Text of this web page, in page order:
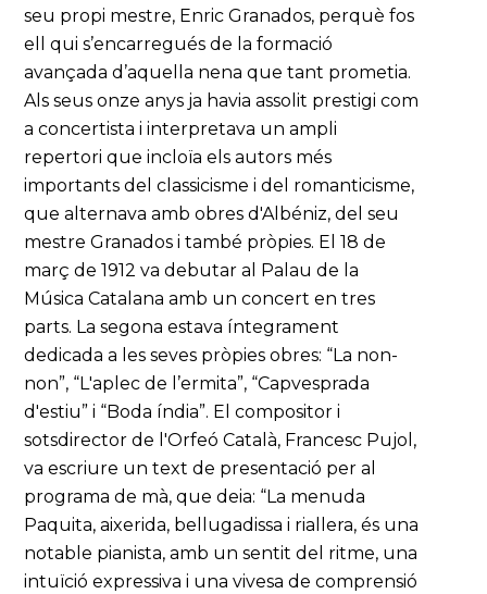
seu propi mestre, Enric Granados, perquè fos
ell qui s’encarregués de la formació
avançada d’aquella nena que tant prometia.
Als seus onze anys ja havia assolit prestigi com
a concertista i interpretava un ampli
repertori que incloïa els autors més
importants del classicisme i del romanticisme,
que alternava amb obres d'Albéniz, del seu
mestre Granados i també pròpies. El 18 de
març de 1912 va debutar al Palau de la
Música Catalana amb un concert en tres
parts. La segona estava íntegrament
dedicada a les seves pròpies obres: “La non-
non”, “L'aplec de l’ermita”, “Capvesprada
d'estiu” i “Boda índia”. El compositor i
sotsdirector de l'Orfeó Català, Francesc Pujol,
va escriure un text de presentació per al
programa de mà, que deia: “La menuda
Paquita, aixerida, bellugadissa i riallera, és una
notable pianista, amb un sentit del ritme, una
intuïció expressiva i una vivesa de comprensió